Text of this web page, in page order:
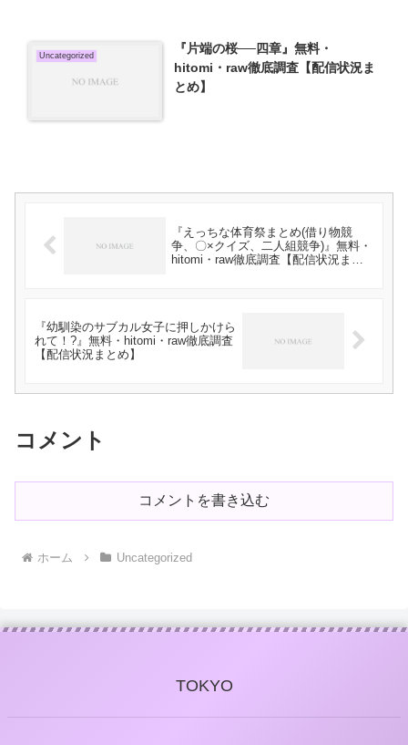
Uncategorized
『片端の桜──四章』無料・
hitomi・raw徹底調査【配信状況ま
とめ】
『えっちな体育祭まとめ(借り物競
争、〇×クイズ、二人組競争)』無料・
hitomi・raw徹底調査【配信状況まと
『幼馴染のサブカル女子に押しかけら
れて！?』無料・hitomi・raw徹底調査
【配信状況まとめ】
コメント
コメントを書き込む
ホーム Uncategorized
TOKYO